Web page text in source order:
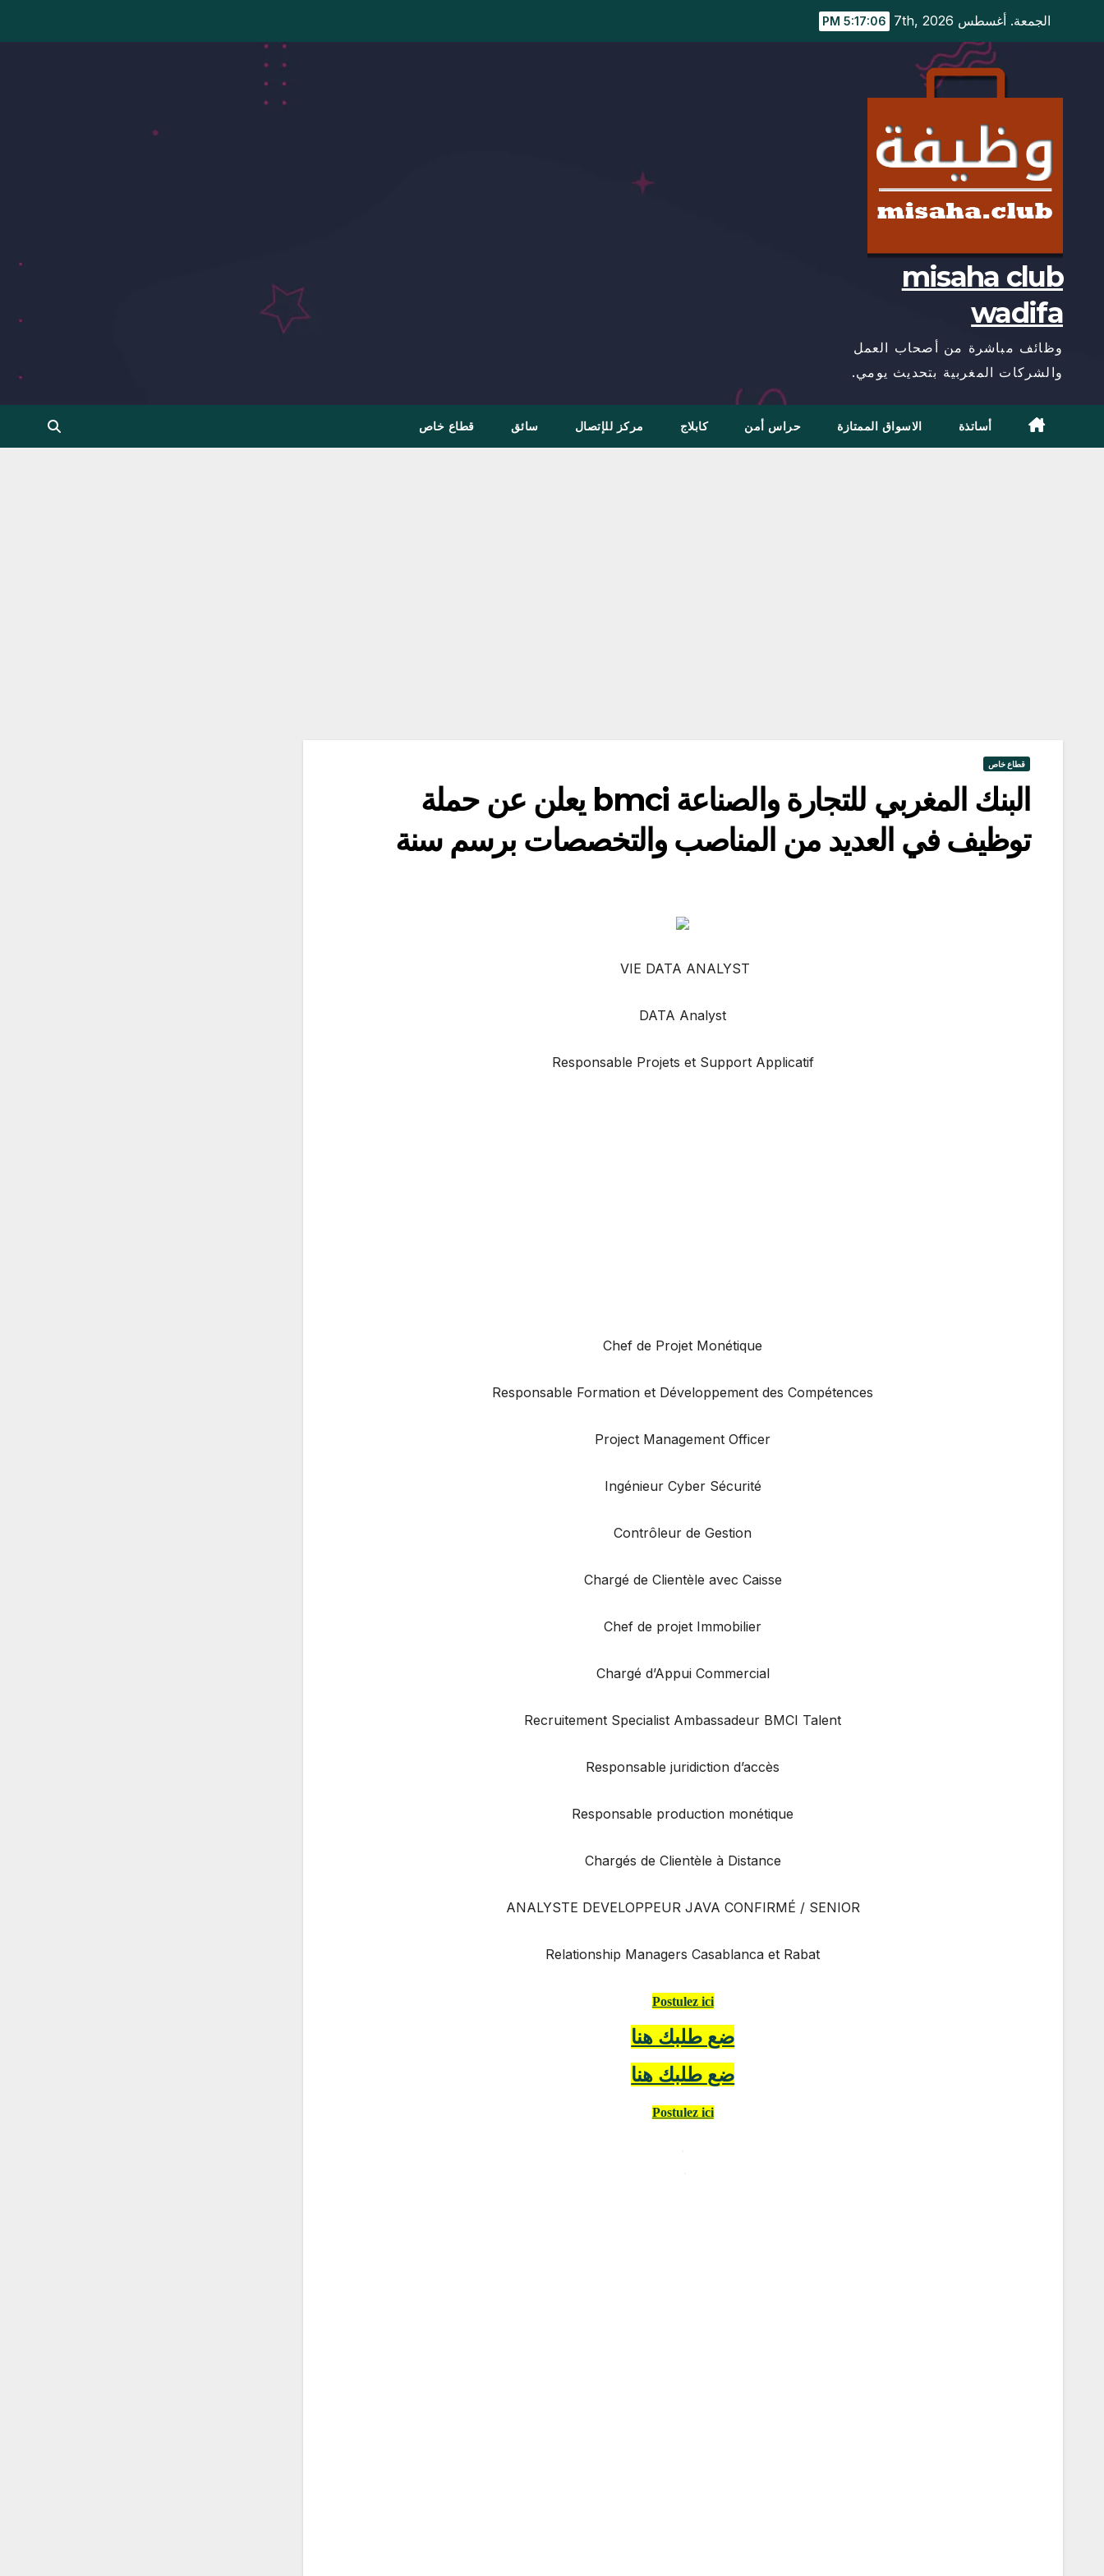
الجمعة. أغسطس 7th, 2026 5:17:07 PM
misaha club
wadifa
وظائف مباشرة من أصحاب العمل
والشركات المغربية بتحديث يومي.
أساتذة الاسواق الممتازة حراس أمن كابلاج مركز للإتصال سائق قطاع خاص
قطاع خاص
البنك المغربي للتجارة والصناعة bmci يعلن عن حملة
توظيف في العديد من المناصب والتخصصات برسم سنة
VIE DATA ANALYST
DATA Analyst
Responsable Projets et Support Applicatif
Chef de Projet Monétique
Responsable Formation et Développement des Compétences
Project Management Officer
Ingénieur Cyber Sécurité
Contrôleur de Gestion
Chargé de Clientèle avec Caisse
Chef de projet Immobilier
Chargé d’Appui Commercial
Recruitement Specialist Ambassadeur BMCI Talent
Responsable juridiction d’accès
Responsable production monétique
Chargés de Clientèle à Distance
ANALYSTE DEVELOPPEUR JAVA CONFIRMÉ / SENIOR
Relationship Managers Casablanca et Rabat
Postulez ici
ضع طلبك هنا
ضع طلبك هنا
Postulez ici